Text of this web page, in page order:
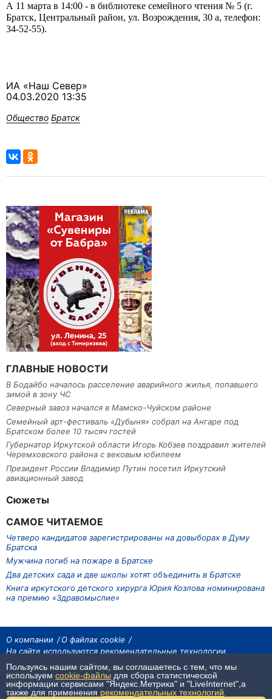
А 11 марта в 14:00 - в библиотеке семейного чтения № 5 (г.
Братск, Центральный район, ул. Возрождения, 30 а, телефон:
34-52-55).
ИА «Наш Север»
04.03.2020 13:35
Общество Братск
ГЛАВНЫЕ НОВОСТИ
В Бодайбо началось расселение аварийного жилья, попавшего
зимой в зону ЧС
Северный завоз начался в Мамско-Чуйском районе
Семейный арт-фестиваль «Дубыня» собрал на Ангаре под
Братском более 10 тысяч гостей
Губернатор Иркутской области Игорь Кобзев поздравил жителей
Черемховского района с вековым юбилеем
Президент России Владимир Путин посетил Иркутский
авиационный завод
Сюжеты
САМОЕ ЧИТАЕМОЕ
Четверо кандидатов зарегистрированы на довыборах в Думу
Братска
Мужчина погиб на пожаре в Братске
Два детских сада и две школы хотят объединить в Братске
Книга иркутского детского хирурга Юрия Козлова номинирована
на премию «Здравомыслие»
О компании
О файлах cookie
На сайте используются рекомендательные технологии
На сайте размещаются материалы ИА «Наш Север». Все права охраняются
законом.
При использовании материалов агентства на других сайтах, обязательна
гиперссылка.
Пользуясь нашим сайтом, вы соглашаетесь с тем, что мы
используем cookie-файлы для сбора статистической
информации сервисами "Яндекс.Метрика" и "LiveInternet",а
также для применения рекомендательных технологий